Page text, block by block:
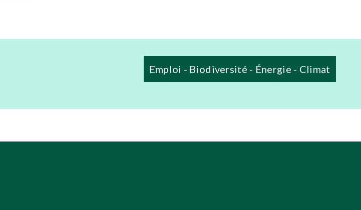
Emploi - Biodiversité - Énergie - Climat